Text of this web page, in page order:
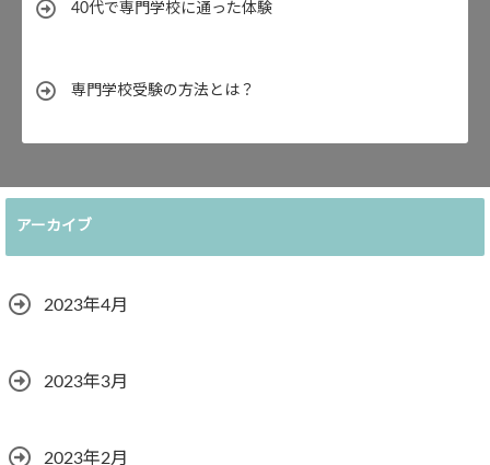
40代で専門学校に通った体験
専門学校受験の方法とは？
アーカイブ
2023年4月
2023年3月
2023年2月